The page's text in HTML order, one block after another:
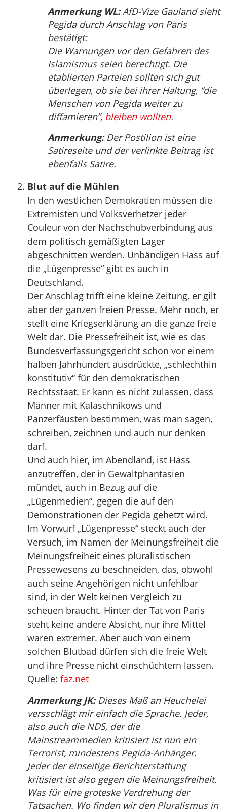
Anmerkung WL:AfD-Vize Gauland sieht
Pegida durch Anschlag von Paris
bestätigt:
Die Warnungen vor den Gefahren des
Islamismus seien berechtigt. Die
etablierten Parteien sollten sich gut
überlegen, ob sie bei ihrer Haltung, “die
Menschen von Pegida weiter zu
diffamieren”, bleiben wollten.
Anmerkung:Der Postilion ist eine
Satireseite und der verlinkte Beitrag ist
ebenfalls Satire.
Blut auf die Mühlen
In den westlichen Demokratien müssen die
Extremisten und Volksverhetzer jeder
Couleur von der Nachschubverbindung aus
dem politisch gemäßigten Lager
abgeschnitten werden. Unbändigen Hass auf
die „Lügenpresse“ gibt es auch in
Deutschland.
Der Anschlag trifft eine kleine Zeitung, er gilt
aber der ganzen freien Presse. Mehr noch, er
stellt eine Kriegserklärung an die ganze freie
Welt dar. Die Pressefreiheit ist, wie es das
Bundesverfassungsgericht schon vor einem
halben Jahrhundert ausdrückte, „schlechthin
konstitutiv“ für den demokratischen
Rechtsstaat. Er kann es nicht zulassen, dass
Männer mit Kalaschnikows und
Panzerfäusten bestimmen, was man sagen,
schreiben, zeichnen und auch nur denken
darf.
Und auch hier, im Abendland, ist Hass
anzutreffen, der in Gewaltphantasien
mündet, auch in Bezug auf die
„Lügenmedien“, gegen die auf den
Demonstrationen der Pegida gehetzt wird.
Im Vorwurf „Lügenpresse“ steckt auch der
Versuch, im Namen der Meinungsfreiheit die
Meinungsfreiheit eines pluralistischen
Pressewesens zu beschneiden, das, obwohl
auch seine Angehörigen nicht unfehlbar
sind, in der Welt keinen Vergleich zu
scheuen braucht. Hinter der Tat von Paris
steht keine andere Absicht, nur ihre Mittel
waren extremer. Aber auch von einem
solchen Blutbad dürfen sich die freie Welt
und ihre Presse nicht einschüchtern lassen.
Quelle: faz.net
Anmerkung JK:Dieses Maß an Heuchelei
versschlägt mir einfach die Sprache. Jeder,
also auch die NDS, der die
Mainstreammedien kritisiert ist nun ein
Terrorist, mindestens Pegida-Anhänger.
Jeder der einseitige Berichterstattung
kritisiert ist also gegen die Meinungsfreiheit.
Was für eine groteske Verdrehung der
Tatsachen. Wo finden wir den Pluralismus in